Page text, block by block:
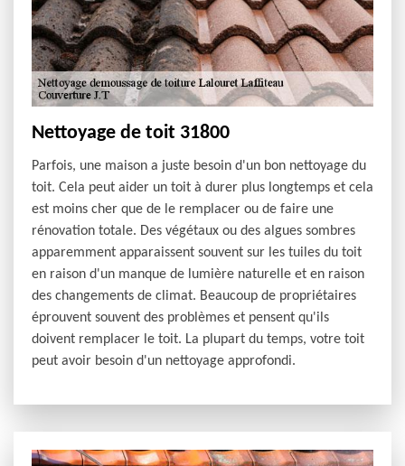
Nettoyage de toit 31800
Parfois, une maison a juste besoin d'un bon nettoyage du
toit. Cela peut aider un toit à durer plus longtemps et cela
est moins cher que de le remplacer ou de faire une
rénovation totale. Des végétaux ou des algues sombres
apparemment apparaissent souvent sur les tuiles du toit
en raison d'un manque de lumière naturelle et en raison
des changements de climat. Beaucoup de propriétaires
éprouvent souvent des problèmes et pensent qu'ils
doivent remplacer le toit. La plupart du temps, votre toit
peut avoir besoin d'un nettoyage approfondi.